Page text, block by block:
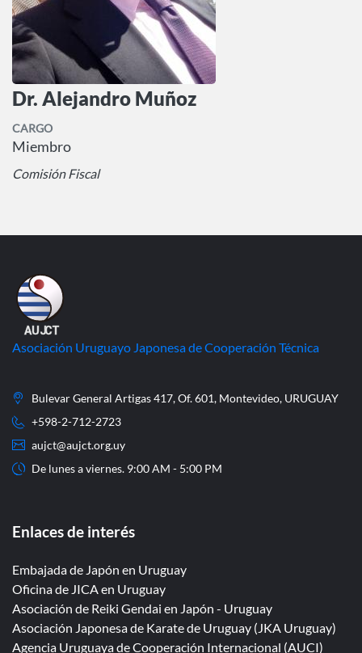
Dr. Alejandro Muñoz
CARGO
Miembro
Comisión Fiscal
Asociación Uruguayo Japonesa de Cooperación Técnica
Bulevar General Artigas 417, Of. 601, Montevideo, URUGUAY
+598-2-712-2723
aujct@aujct.org.uy
De lunes a viernes. 9:00 AM - 5:00 PM
Enlaces de interés
Embajada de Japón en Uruguay
Oficina de JICA en Uruguay
Asociación de Reiki Gendai en Japón - Uruguay
Asociación Japonesa de Karate de Uruguay (JKA Uruguay)
Agencia Uruguaya de Cooperación Internacional (AUCI)